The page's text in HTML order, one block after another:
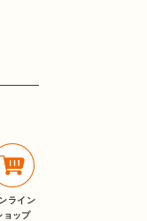
ライン
ョップ